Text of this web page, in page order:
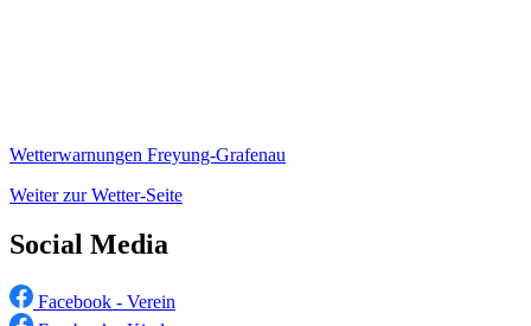
Wetterwarnungen Freyung-Grafenau
Weiter zur Wetter-Seite
Social Media
Facebook - Verein